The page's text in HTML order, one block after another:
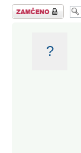
Téma uzamknuto
?